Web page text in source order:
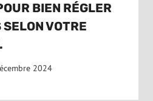
BIEN RÉGLER
VOTRE
2024